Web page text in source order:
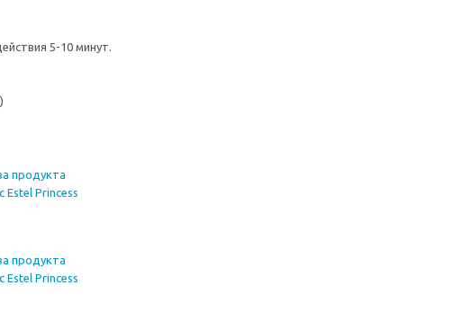
5-10 минут.
продукта
Estel Princess
продукта
Estel Princess